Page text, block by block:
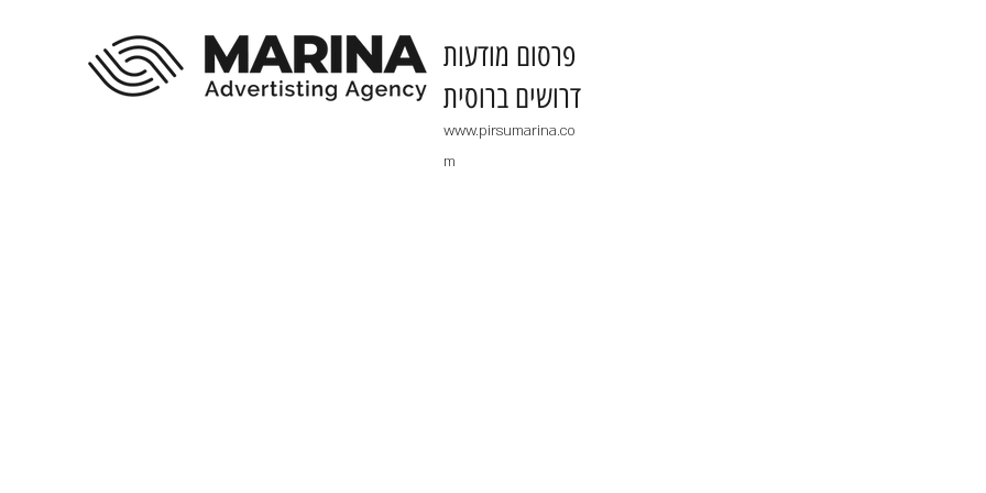
​פרסום מודעות
דרושים ברוסית
www.pirsumarina.co
m